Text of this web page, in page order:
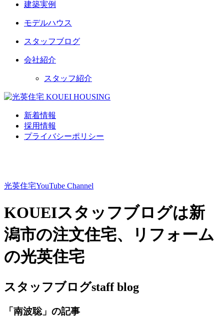
建築実例
モデルハウス
スタッフブログ
会社紹介
スタッフ紹介
新着情報
採用情報
プライバシーポリシー
光英住宅YouTube Channel
KOUEIスタッフブログは新
潟市の注文住宅、リフォーム
の光英住宅
スタッフブログstaff blog
「南波聡」の記事